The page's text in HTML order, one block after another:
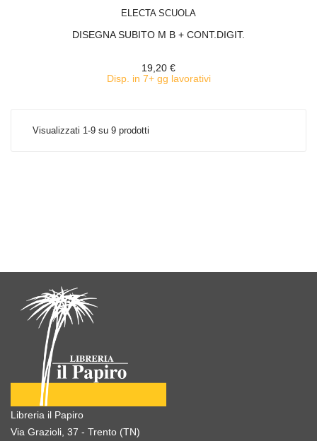
ELECTA SCUOLA
DISEGNA SUBITO M B + CONT.DIGIT.
19,20 €
Disp. in 7+ gg lavorativi
Visualizzati 1-9 su 9 prodotti
Libreria il Papiro
Via Grazioli, 37 - Trento (TN)